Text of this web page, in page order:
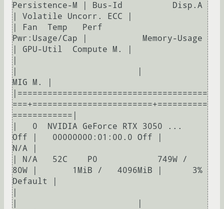
Persistence-M | Bus-Id          Disp.A
| Volatile Uncorr. ECC |
| Fan  Temp   Perf
Pwr:Usage/Cap |           Memory-Usage
| GPU-Util  Compute M. |
MIG M. |
|======================================
===+========================+==========
============|
|   0  NVIDIA GeForce RTX 3050 ...
Off |   00000000:01:00.0 Off |
N/A |
| N/A   52C    P0            749W /
80W |       1MiB /   4096MiB |      3%
Default |